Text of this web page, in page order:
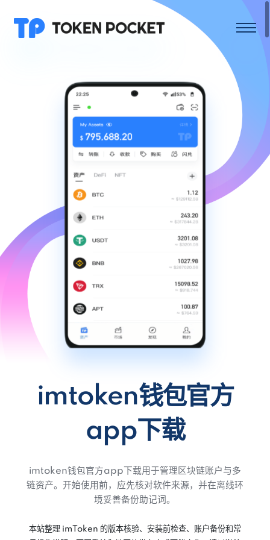
imtoken钱包官方
app下载
imtoken钱包官方app下载用于管理区块链账户与多
链资产。开始使用前，应先核对软件来源，并在离线环
境妥善备份助记词。
本站整理 imToken 的版本核验、安装前检查、账户备份和常